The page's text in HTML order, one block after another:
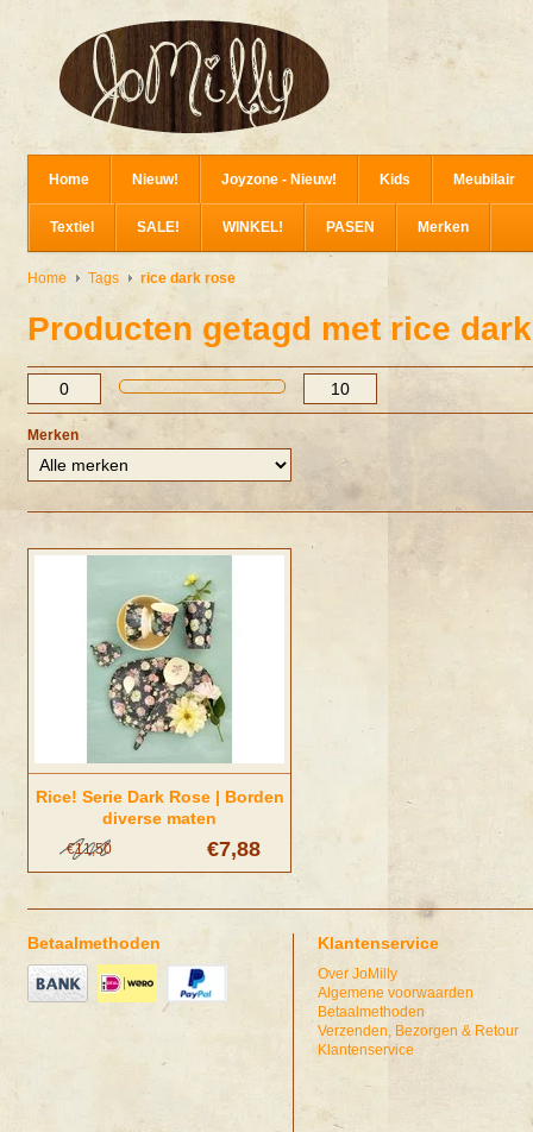
Home Nieuw! Joyzone - Nieuw! Kids Meubilair
Textiel SALE! WINKEL! PASEN Merken
Home Tags rice dark rose
Producten getagd met rice
Merken
Rice! Serie Dark Rose | Borden
diverse maten
€7,88
€11,50
Betaalmethoden Klantenservice
Over JoMilly
Algemene voorwaarden
Betaalmethoden
Verzenden, Bezorgen & Retour
Klantenservice